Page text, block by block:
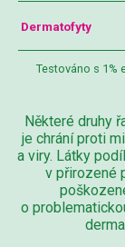
Dermatofyty
Testováno s 1%
Některé druhy
je chrání proti
a viry. Látky
v přirozené
o